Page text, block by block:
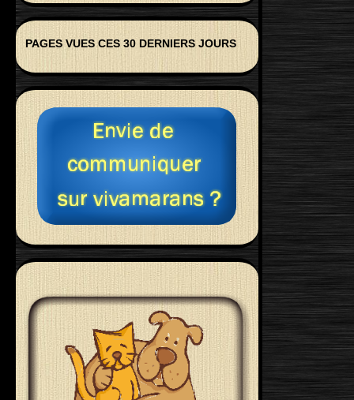
PAGES VUES CES 30 DERNIERS JOURS